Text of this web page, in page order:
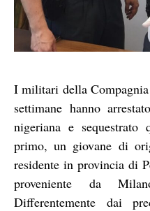
I militari della
settimane hanno
nigeriana e
primo, un giovane di
residente in provincia di
proveniente da
Differentemente dai